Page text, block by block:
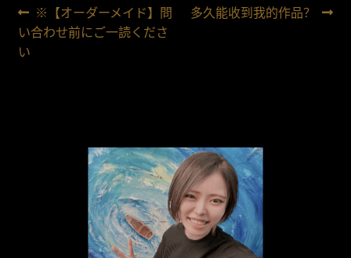
文
章
上
一
※【オーダーメイド】問
い合わせ前にご一読くださ
い
下
多久能收到我的作品？